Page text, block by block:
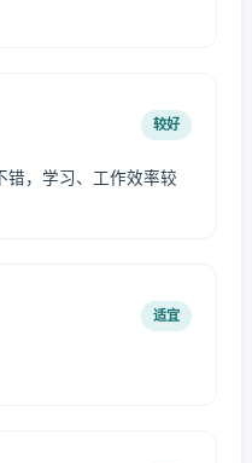
较好
错，学习、工作效率较
适宜